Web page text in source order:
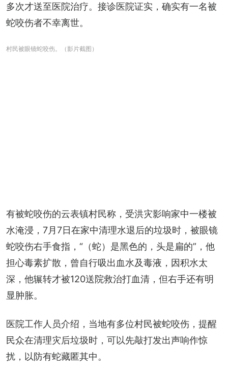
多次才送至医院治疗。接诊医院证实，确实有一名被
蛇咬伤者不幸离世。
村民被眼镜蛇咬伤。（影片截图）
有被蛇咬伤的云表镇村民称，受洪灾影响家中一楼被
水淹浸，7月7日在家中清理水退后的垃圾时，被眼镜
蛇咬伤右手食指，“（蛇）是黑色的，头是扁的”，他
担心毒素扩散，曾自行吸出血水及毒液，因积水太
深，他辗转才被120送院救治打血清，但右手还有明
显肿胀。
医院工作人员介绍，当地有多位村民被蛇咬伤，提醒
民众在清理灾后垃圾时，可以先敲打发出声响作惊
扰，以防有蛇藏匿其中。